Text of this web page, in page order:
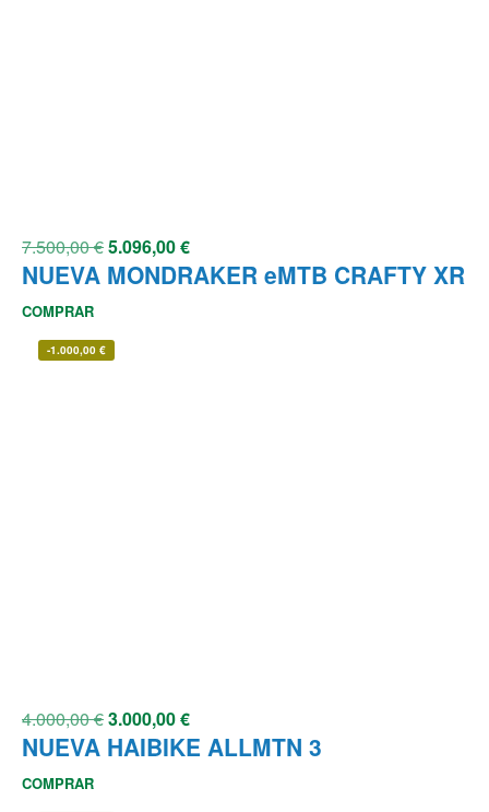
7.500,00€5.096,00€
NUEVA MONDRAKER eMTB CRAFTY XR
COMPRAR
-1.000,00 €
4.000,00€3.000,00€
NUEVA HAIBIKE ALLMTN 3
COMPRAR